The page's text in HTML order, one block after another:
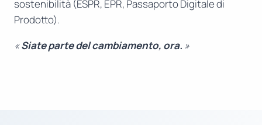
sostenibilità (ESPR, EPR, Passaporto Digitale di
Prodotto).
«Siate parte del cambiamento, ora. »